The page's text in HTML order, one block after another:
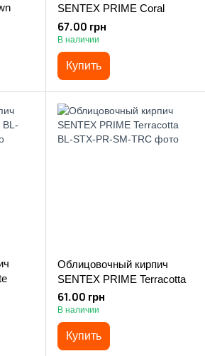
SENTEX PRIME Coral
67.00 грн
В наличии
Купить
Облицовочный кирпич
SENTEX PRIME Terracotta
61.00 грн
В наличии
Купить